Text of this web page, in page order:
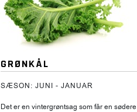
GRØNKÅL
SÆSON: JUNI - JANUAR
Det er en vintergrøntsag som får en sødere